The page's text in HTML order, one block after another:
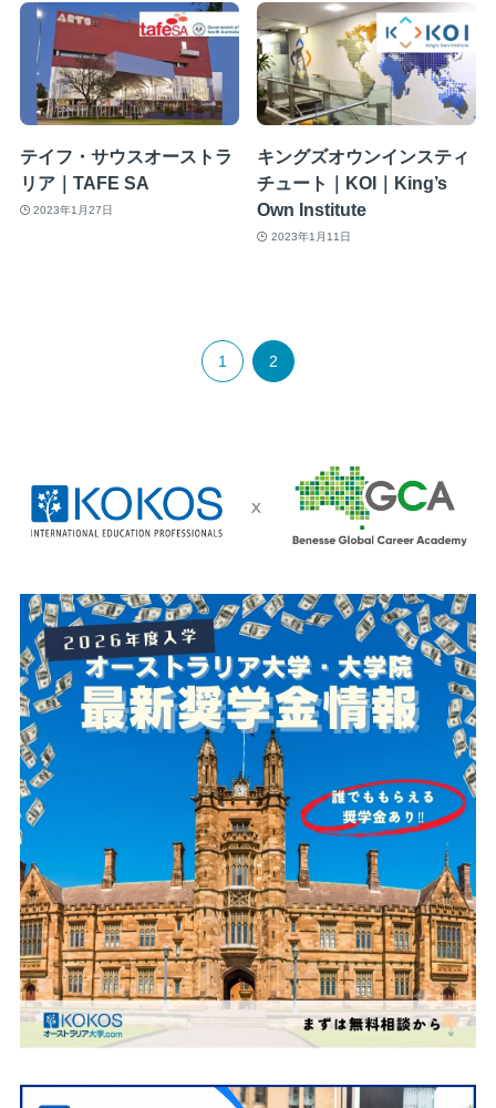
テイフ・サウスオーストラ
リア｜TAFE SA
2023年1月27日
キングズオウンインスティ
チュート｜KOI｜King’s
Own Institute
2023年1月11日
1 2